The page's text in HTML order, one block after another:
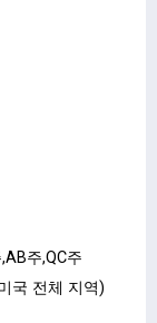
주,QC주
국 전체 지역)